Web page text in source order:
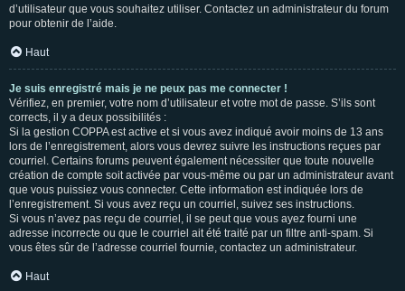
d’utilisateur que vous souhaitez utiliser. Contactez un administrateur du forum
pour obtenir de l’aide.
Haut
Je suis enregistré mais je ne peux pas me connecter !
Vérifiez, en premier, votre nom d’utilisateur et votre mot de passe. S’ils sont
corrects, il y a deux possibilités :
Si la gestion COPPA est active et si vous avez indiqué avoir moins de 13 ans
lors de l’enregistrement, alors vous devrez suivre les instructions reçues par
courriel. Certains forums peuvent également nécessiter que toute nouvelle
création de compte soit activée par vous-même ou par un administrateur avant
que vous puissiez vous connecter. Cette information est indiquée lors de
l’enregistrement. Si vous avez reçu un courriel, suivez ses instructions.
Si vous n’avez pas reçu de courriel, il se peut que vous ayez fourni une
adresse incorrecte ou que le courriel ait été traité par un filtre anti-spam. Si
vous êtes sûr de l’adresse courriel fournie, contactez un administrateur.
Haut